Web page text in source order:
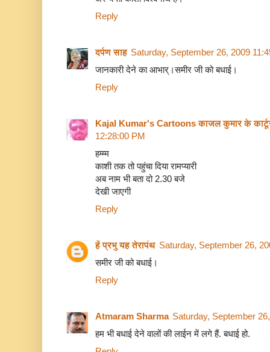
Reply
दर्पण साह Saturday, September 26, 2009
जानकारी देने का आभार्।समीर जी को बधाई।
Reply
Kajal Kumar's Cartoons काजल कुमार के
12:28:00 PM
हम्म्म
काशी तक तो पहुंचा दिया रामप्यारी
अब नाम भी बता दो 2.30 बजे
देखी जाएगी
Reply
हें प्रभु यह तेरापंथ Saturday, September 26,
समीर जी को बधाई।
Reply
Atmaram Sharma Saturday, September
हम भी बधाई देने वालों की लाईन में लगे हैं. बधाई हो.